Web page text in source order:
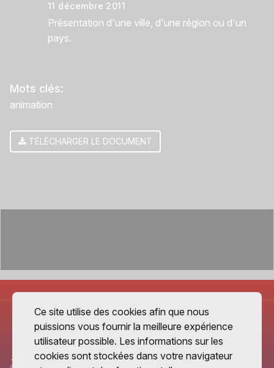
11 décembre 2011
Présentation d'une ville, d'une région ou d'un
pays.
Mots clés:
animation
TÉLÉCHARGER LE DOCUMENT
Ce site utilise des cookies afin que nous
puissions vous fournir la meilleure expérience
utilisateur possible. Les informations sur les
cookies sont stockées dans votre navigateur